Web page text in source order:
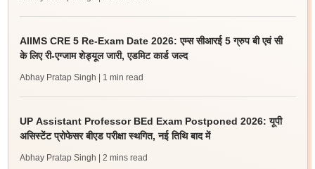
AIIMS CRE 5 Re-Exam Date 2026: एम्स सीआरई 5 ग्रुप बी एवं सी
के लिए री-एग्जाम शेड्यूल जारी, एडमिट कार्ड जल्द
Abhay Pratap Singh | 1 min read
UP Assistant Professor BEd Exam Postponed 2026: यूपी
असिस्टेंट प्रोफेसर बीएड परीक्षा स्थगित, नई तिथि बाद में
Abhay Pratap Singh | 2 mins read